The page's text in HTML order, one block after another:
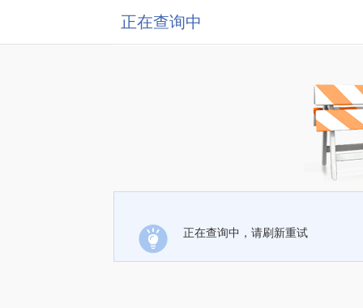
正在查询中
正在查询中，请刷新重试